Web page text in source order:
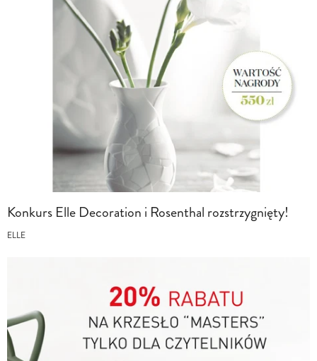
Konkurs Elle Decoration i Rosenthal rozstrzygnięty!
ELLE